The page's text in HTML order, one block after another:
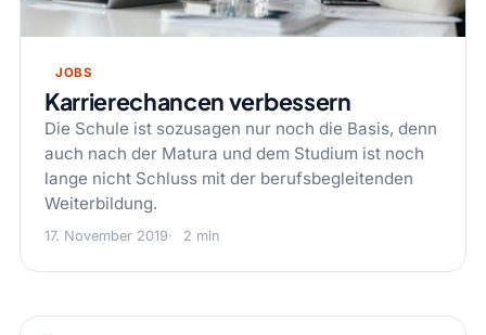
JOBS
Karrierechancen verbessern
Die Schule ist sozusagen nur noch die Basis, denn
auch nach der Matura und dem Studium ist noch
lange nicht Schluss mit der berufsbegleitenden
Weiterbildung.
17. November 2019 2 min